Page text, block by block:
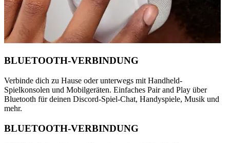
BLUETOOTH-VERBINDUNG
Verbinde dich zu Hause oder unterwegs mit Handheld-
Spielkonsolen und Mobilgeräten. Einfaches Pair and Play über
Bluetooth für deinen Discord-Spiel-Chat, Handyspiele, Musik und
mehr.
BLUETOOTH-VERBINDUNG